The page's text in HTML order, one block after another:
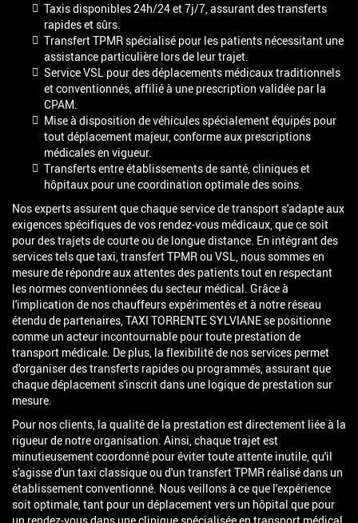
Taxis disponibles 24h/24 et 7j/7, assurant des transferts
rapides et sûrs.
Transfert TPMR spécialisé pour les patients nécessitant une
assistance particulière lors de leur trajet.
Service VSL pour des déplacements médicaux traditionnels
et conventionnés, affilié à une prescription validée par la
CPAM.
Mise à disposition de véhicules spécialement équipés pour
tout déplacement majeur, conforme aux prescriptions
médicales en vigueur.
Transferts entre établissements de santé, cliniques et
hôpitaux pour une coordination optimale des soins.
Nos experts assurent que chaque service de transport s'adapte aux
exigences spécifiques de vos rendez-vous médicaux, que ce soit
pour des trajets de courte ou de longue distance. En intégrant des
services tels que taxi, transfert TPMR ou VSL, nous sommes en
mesure de répondre aux attentes des patients tout en respectant
les normes conventionnées du secteur médical. Grâce à
l'implication de nos chauffeurs expérimentés et à notre réseau
étendu de partenaires, TAXI TORRENTE SYLVIANE se positionne
comme un acteur incontournable pour toute prestation de
transport médicale. De plus, la flexibilité de nos services permet
d'organiser des transferts rapides ou programmés, assurant que
chaque déplacement s'inscrit dans une logique de prestation sur
mesure.
Pour nos clients, la qualité de la prestation est directement liée à la
rigueur de notre organisation. Ainsi, chaque trajet est
minutieusement coordonné pour éviter toute attente inutile, qu'il
s'agisse d'un taxi classique ou d'un transfert TPMR réalisé dans un
établissement conventionné. Nous veillons à ce que l'expérience
soit optimale, tant pour un déplacement vers un hôpital que pour